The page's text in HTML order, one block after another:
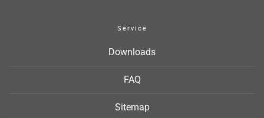
Service
Downloads
FAQ
Sitemap